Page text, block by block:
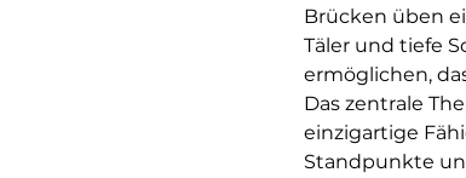
Brücken üben
Täler und tiefe
ermöglichen,
Das zentrale
einzigartige
Standpunkte